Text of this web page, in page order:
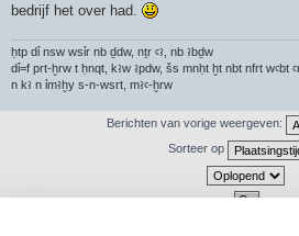
bedrijf het over had.
ḥtp dỉ nsw wsỉr nb ḏdw, nṯr ꜥꜣ, nb ꜣbḏw
dỉ=f prt-ḫrw t ḥnqt, kꜣw ꜣpdw, šs mnḥt ḫt nbt nfrt wꜥbt
n kꜣ n ỉmꜣḫy s-n-wsrt, mꜣꜥ-ḫrw
Berichten van vorige weergeven:
Sorteer op